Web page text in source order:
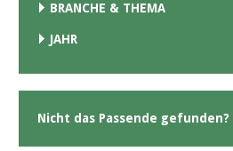
BRANCHE & THEMA
JAHR
Nicht das Passende gefunden?